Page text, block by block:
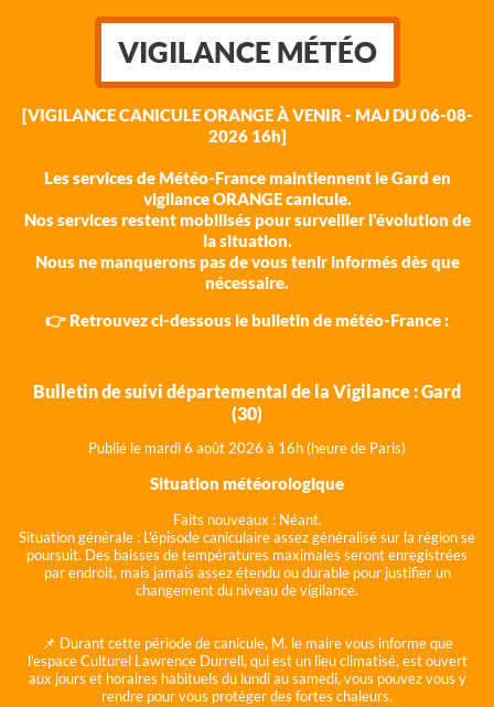
VIGILANCE MÉTÉO
[VIGILANCE CANICULE ORANGE À VENIR - MAJ DU 06-08-
2026 16h]
Les services de Météo-France maintiennent le Gard en
vigilance ORANGE canicule.
Nos services restent mobilisés pour surveiller l'évolution de
la situation.
Nous ne manquerons pas de vous tenir informés dès que
nécessaire.
👉 Retrouvez ci-dessous le bulletin de météo-France :
Bulletin de suivi départemental de la Vigilance : Gard
(30)
Publié le mardi 6 août 2026 à 16h (heure de Paris)
Situation météorologique
Faits nouveaux : Néant.
Situation générale : L'épisode caniculaire assez généralisé sur la région se
poursuit. Des baisses de températures maximales seront enregistrées
par endroit, mais jamais assez étendu ou durable pour justifier un
changement du niveau de vigilance.
📌 Durant cette période de canicule, M. le maire vous informe que
l'espace Culturel Lawrence Durrell, qui est un lieu climatisé, est ouvert
aux jours et horaires habituels du lundi au samedi, vous pouvez vous y
rendre pour vous protéger des fortes chaleurs.